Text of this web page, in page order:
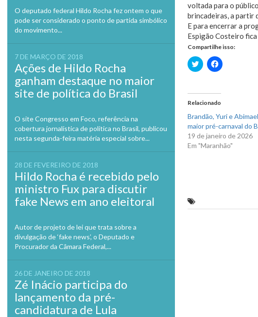
O deputado federal Hildo Rocha fez ontem o que
pode ser considerado o ponto de partida simbólico
do movimento...
7 DE MARÇO DE 2018
Ações de Hildo Rocha
ganham destaque no maior
site de política do Brasil
O site Congresso em Foco, referência na
cobertura jornalística de política no Brasil, publicou
nesta segunda-feira matéria especial sobre...
28 DE FEVEREIRO DE 2018
Hildo Rocha é recebido pelo
ministro Fux para discutir
fake News em ano eleitoral
Autor de projeto de lei que trata sobre a
divulgação de ‘fake news’, o Deputado e
Procurador da Câmara Federal,...
26 DE JANEIRO DE 2018
Zé Inácio participa do
lançamento da pré-
candidatura de Lula
voltada para o
brincadeiras, a partir
E para encerrar a
Espigão Costeiro
Compartilhe isso:
Clique
para
em
nova
janela)
Clique
para
em
nova
janela)
Relacionado
Brandão, Yuri e
maior pré-carnaval do
19 de janeiro de 2026
Em "Maranhão"